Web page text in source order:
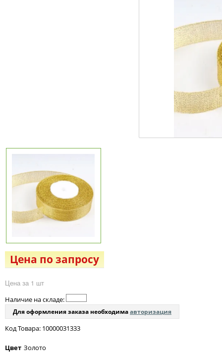
Цена по запросу
Цена за 1 шт
Наличие на складе:
Для оформления заказа необходимаавторизация
Код Товара: 10000031333
Цвет Золото